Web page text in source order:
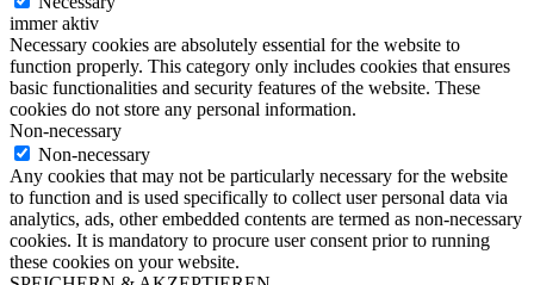
immer aktiv
Necessary cookies are absolutely essential for the website to
function properly. This category only includes cookies that ensures
basic functionalities and security features of the website. These
cookies do not store any personal information.
Non-necessary
Non-necessary
Any cookies that may not be particularly necessary for the website
to function and is used specifically to collect user personal data via
analytics, ads, other embedded contents are termed as non-necessary
cookies. It is mandatory to procure user consent prior to running
these cookies on your website.